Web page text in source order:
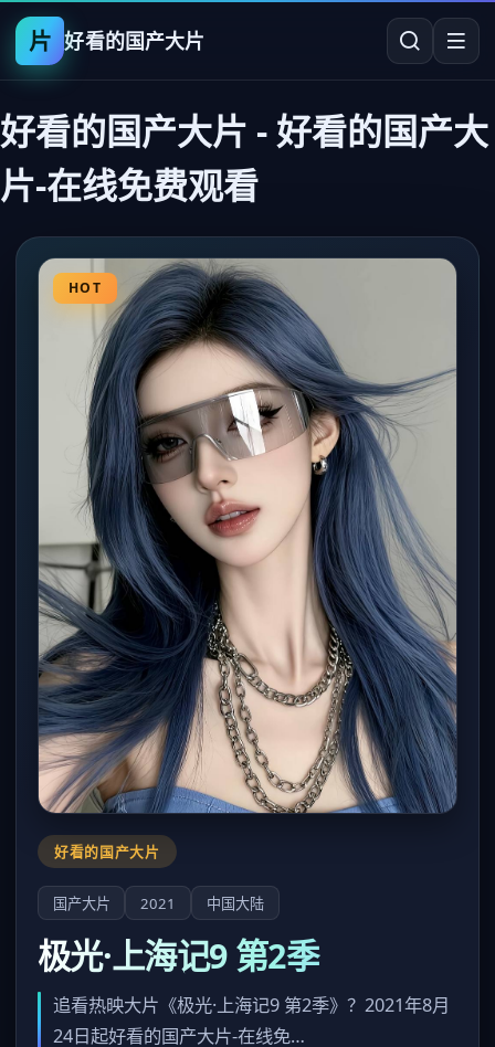
片 好看的国产大片
好看的国产大片 - 好看的国产大
片-在线免费观看
好看的国产大片
国产大片 2021 中国大陆
极光·上海记9 第2季
追看热映大片《极光·上海记9 第2季》？2021年8月
24日起好看的国产大片-在线免…
HOT